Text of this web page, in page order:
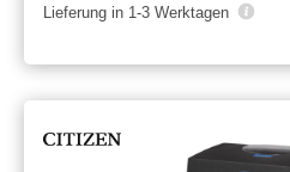
Lieferung in 1-3 Werktagen